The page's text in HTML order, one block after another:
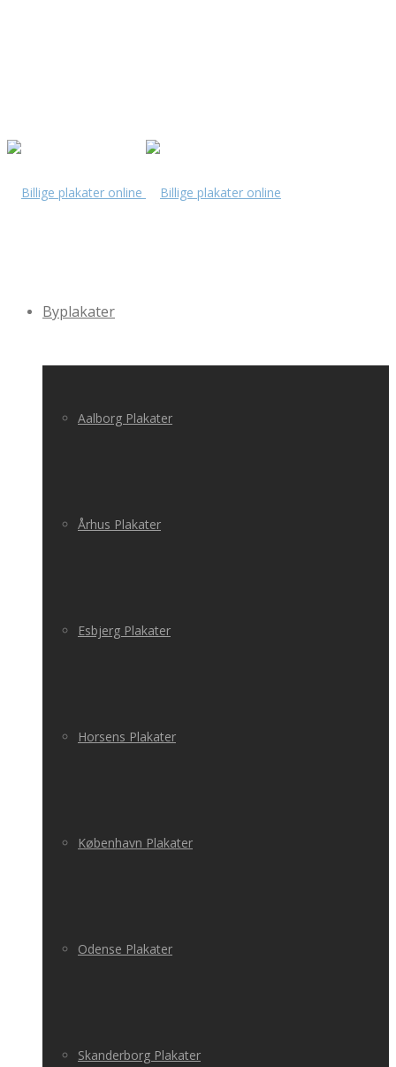
Byplakater
Aalborg Plakater
Århus Plakater
Esbjerg Plakater
Horsens Plakater
København Plakater
Odense Plakater
Skanderborg Plakater